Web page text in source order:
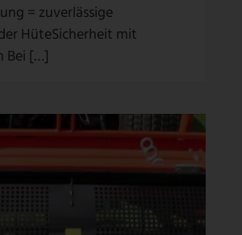
= zuverlässige
HüteSicherheit mit
Bei […]